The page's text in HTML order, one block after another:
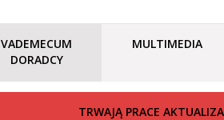
VADEMECUM
DORADCY
MULTIMEDIA
TRWAJĄ PRACE